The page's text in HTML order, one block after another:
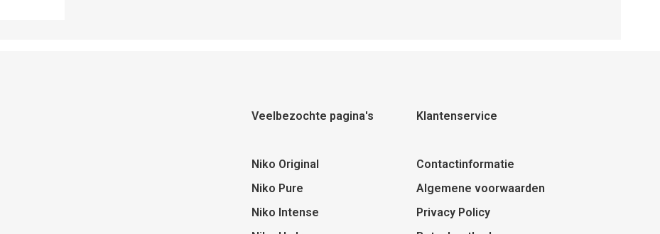
Veelbezochte pagina's
Niko Original
Niko Pure
Niko Intense
Klantenservice
Contactinformatie
Algemene voorwaarden
Privacy Policy